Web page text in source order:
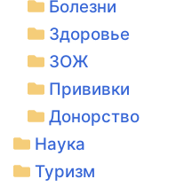
Болезни
Здоровье
ЗОЖ
Прививки
Донорство
Наука
Туризм